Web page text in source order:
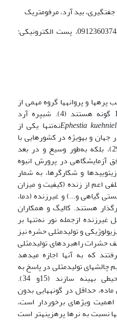
بید آرد، مرفومتریک
* نویسنده مسئول، تلفن: 09123603743، پست الکترونیکی:
و پروانه­ها گروه مهمی از
EphestiaZeller (Lep.: Pyralidae)نه‌تنها یکی از
جهان و به­ویژه در کشورهایی با
آب‌وهوای معتدل می­باشد (29)، بلکه به‌طور وسیع و در بعد
آزمایشگاهی در پرورش انبوه
و شکارگر­ها، به شمار
مختلفی اعم از زنده (کیفیت و میزان
گیاهی و...) و غیرزنده (دما،
هستند. کالیگ و همکاران
غیرزنده ازجمله نور نه‌تنها بر
و تولیدمثلی حشره نیز
حشرات راهبردهای تولیدمثلی
که به آن­ها اجازه می­دهد
چالش­های تولیدمثلی­ در پاسخ به
وضعیت خود یا شرایط محیطی بهینه سازند (15و 34).
حداقل در گونه­هایی بدون
ویژه­ای برخوردار است،
نسبت به نرها پرهزینه­تر است